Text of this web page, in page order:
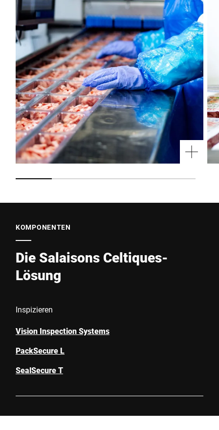
KOMPONENTEN
Die Salaisons Celtiques-
Lösung
Inspizieren
Vision Inspection Systems
PackSecure L
SealSecure T